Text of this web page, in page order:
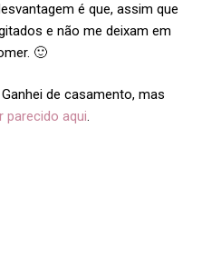
é que, assim que
e não me deixam em
🙂
de casamento, mas
parecido aqui.